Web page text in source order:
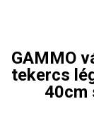
GAMMO
tekercs
40cm